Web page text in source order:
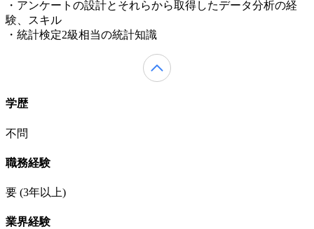
・アンケートの設計とそれらから取得したデータ分析の経
験、スキル
・統計検定2級相当の統計知識
学歴
不問
職務経験
要 (3年以上)
業界経験